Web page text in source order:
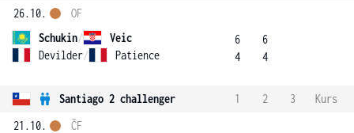
26.10.
Schukin/
Veic
Devilder/ Patience
OF
6
4
6
4
Santiago 2 challenger 1 2 3
Kurs
21.10.
ČF